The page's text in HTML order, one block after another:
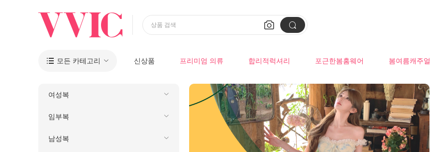
 
상품 검색
 모든 카테고리 신상품 프리미엄 의류 합리적럭셔리 포근한봄홈웨어 봄여름캐주얼
여성복
임부복
남성복